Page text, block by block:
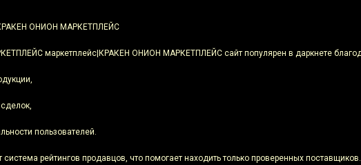
ОНИОН МАРКЕТПЛЕЙС
маркетплейс|КРАКЕН ОНИОН МАРКЕТПЛЕЙС сайт популярен в даркнете
пользователей.
система рейтингов продавцов, что помогает находить только проверенных поставщиков.